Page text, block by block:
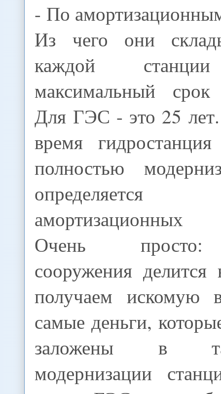
- По
Из чего они
каждой
максимальный срок
Для ГЭС - это 25 лет.
время
полностью
амортизационных
Очень просто:
сооружения
получаем искомую
самые деньги,
заложены в
модернизации